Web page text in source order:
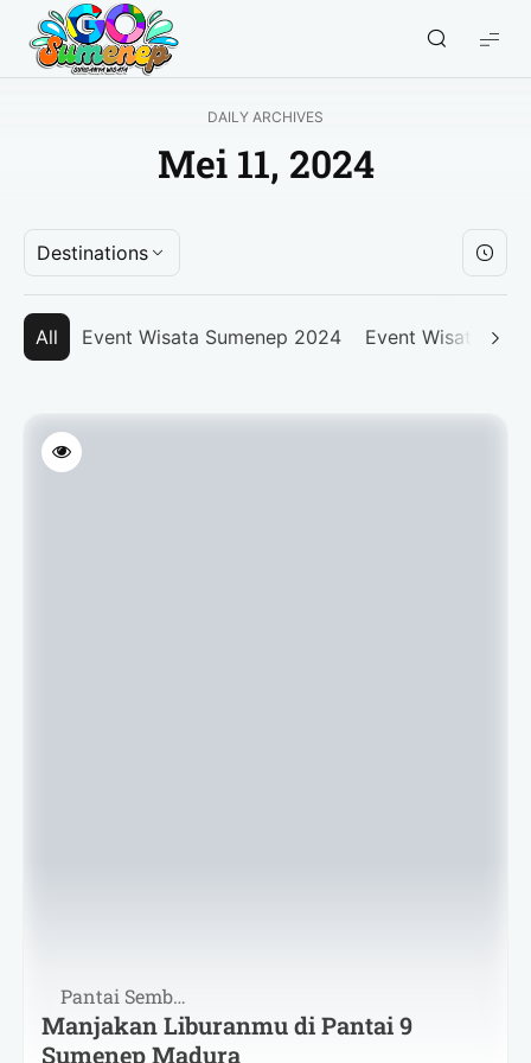
GO
Sumenep
DAILY ARCHIVES
Mei 11, 2024
Destinations
All Event Wisata Sumenep 2024 Event Wisata
Pantai Sembilan
Manjakan Liburanmu di Pantai 9
Sumenep Madura